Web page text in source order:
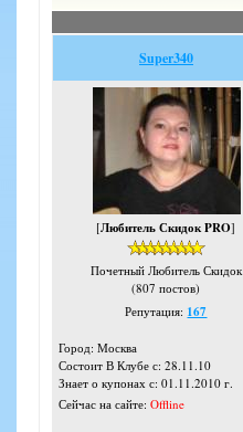
Super340
[Любитель Скидок PRO]
Почетный Любитель Скидок
(807 постов)
Репутация: 167
Город: Москва
Состоит В Клубе с: 28.11.10
Знает о купонах с: 01.11.2010 г.
Сейчас на сайте: Offline